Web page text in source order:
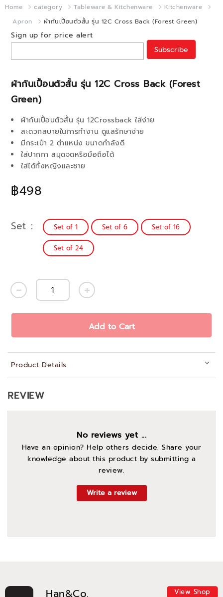
Home category Tableware & Kitchenware
Kitchenware
Apron
ผ้ากันเปื้อนตัวสั้น รุ่น 12C Cross Back (Forest Green)
ผ้ากันเปื้อนตัวสั้น รุ่น 12C Cross Back (Forest
Green)
฿498
ผ้ากันเปื้อนตัวสั้น รุ่น 12Crossback ใส่ง่าย
สะดวกสบายในการทำงาน ดูแลรักษาง่าย
มีกระเป๋า 2 ตำแหน่ง ขนาดกำลังดี
ใส่ปากกา สมุดจดหรือมือถือได้
ใส่ได้ทั้งหญิงและชาย
Sign up for price alert
Subscribe
Set Set of 1 Set of 6 Set of 16
Set of 24
Add to Cart
Product Details
Han&Co. View Shop
REVIEW
No reviews yet ...
Have an opinion? Help others decide. Share your
knowledge about this product by submitting a
review.
Write a review